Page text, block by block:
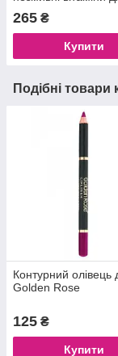
волосся з
олією та Жожобою
Mari Червоні - 30шт
265 ₴
Купити
Подібні товари
Контурний олівець
Golden Rose
125 ₴
Купити